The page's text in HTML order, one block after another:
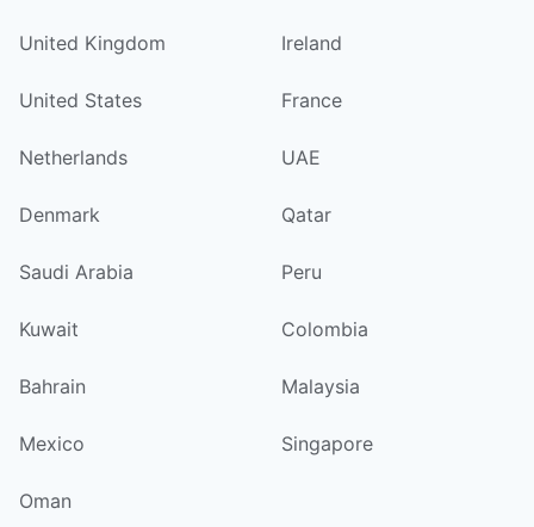
United Kingdom Ireland
United States France
Netherlands UAE
Denmark Qatar
Saudi Arabia Peru
Kuwait Colombia
Bahrain Malaysia
Mexico Singapore
Oman